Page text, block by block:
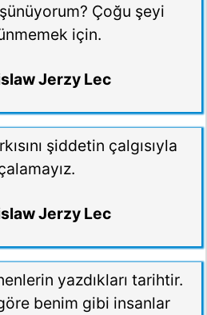
Çoğu şeyi
için.
Jerzy Lec
şiddetin çalgısıyla
Jerzy Lec
yazdıkları tarihtir.
benim gibi insanlar